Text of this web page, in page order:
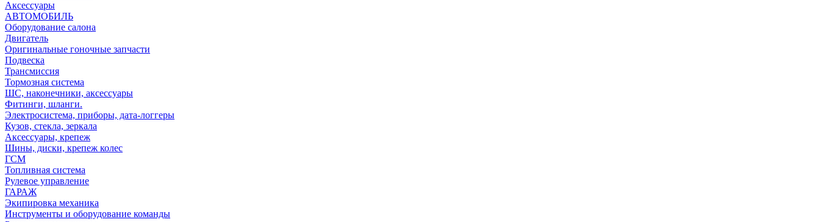
Аксессуары
АВТОМОБИЛЬ
Оборудование салона
Двигатель
Оригинальные гоночные запчасти
Подвеска
Трансмиссия
Тормозная система
ШС, наконечники, аксессуары
Фитинги, шланги.
Электросистема, приборы, дата-логгеры
Кузов, стекла, зеркала
Аксессуары, крепеж
Шины, диски, крепеж колес
ГСМ
Топливная система
Рулевое управление
ГАРАЖ
Экипировка механика
Инструменты и оборудование команды